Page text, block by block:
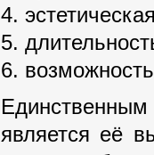
4.
5.
6.
Единственным
является её